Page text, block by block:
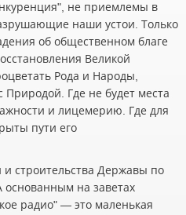
не приемлемы в
наши устои. Только
об общественном благе
Великой
Рода и Народы,
Где не будет места
и лицемерию. Где для
пути его
строительства Державы по
на заветах
радио" — это маленькая